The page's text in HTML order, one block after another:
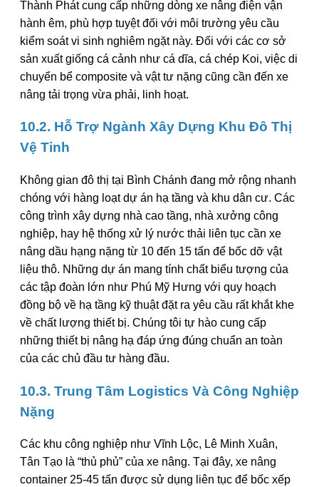
Thành Phát cung cấp những dòng xe nâng điện vận
hành êm, phù hợp tuyệt đối với môi trường yêu cầu
kiểm soát vi sinh nghiêm ngặt này. Đối với các cơ sở
sản xuất giống cá cảnh như cá dĩa, cá chép Koi, việc di
chuyển bể composite và vật tư nặng cũng cần đến xe
nâng tải trọng vừa phải, linh hoạt.
10.2. Hỗ Trợ Ngành Xây Dựng Khu Đô Thị
Vệ Tinh
Không gian đô thị tại Bình Chánh đang mở rộng nhanh
chóng với hàng loạt dự án hạ tầng và khu dân cư. Các
công trình xây dựng nhà cao tầng, nhà xưởng công
nghiệp, hay hệ thống xử lý nước thải liên tục cần xe
nâng dầu hạng nặng từ 10 đến 15 tấn để bốc dỡ vật
liệu thô. Những dự án mang tính chất biểu tượng của
các tập đoàn lớn như Phú Mỹ Hưng với quy hoạch
đồng bộ về hạ tầng kỹ thuật đặt ra yêu cầu rất khắt khe
về chất lượng thiết bị. Chúng tôi tự hào cung cấp
những thiết bị nâng hạ đáp ứng đúng chuẩn an toàn
của các chủ đầu tư hàng đầu.
10.3. Trung Tâm Logistics Và Công Nghiệp
Nặng
Các khu công nghiệp như Vĩnh Lộc, Lê Minh Xuân,
Tân Tạo là “thủ phủ” của xe nâng. Tại đây, xe nâng
container 25-45 tấn được sử dụng liên tục để bốc xếp